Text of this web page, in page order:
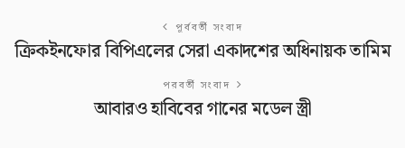
পূর্ববর্তী সংবাদ
ক্রিকইনফোর বিপিএলের সেরা একাদশের অধিনায়ক তামিম
পরবর্তী সংবাদ
আবারও হাবিবের গানের মডেল স্ত্রী